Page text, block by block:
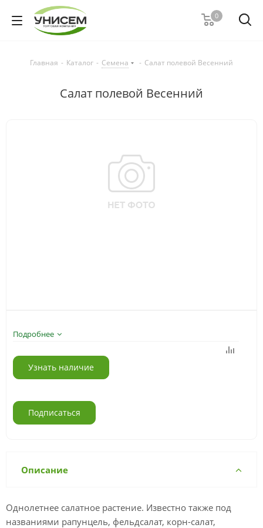
0
Главная - Каталог - Семена - Салат полевой Весенний
Салат полевой Весенний
Подробнее
Узнать наличие
Подписаться
Описание
Однолетнее салатное растение. Известно также под
названиями рапунцель, фельдсалат, корн-салат,